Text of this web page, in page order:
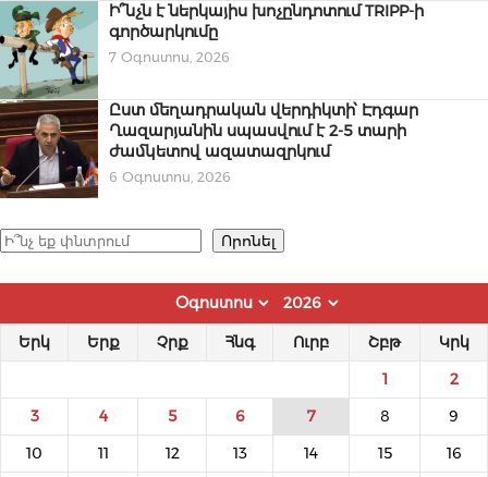
Ի՞նչն է ներկայիս խոչընդոտում TRIPP-ի
գործարկումը
7 Օգոստոս, 2026
Ըստ մեղադրական վերդիկտի՝ Էդգար
Ղազարյանին սպասվում է 2-5 տարի
ժամկետով ազատազրկում
6 Օգոստոս, 2026
Որոնել Որոնել
Երկ Երք Չրք Հնգ Ուրբ Շբթ Կրկ
1 2
3 4 5 6 7 8 9
10 11 12 13 14 15 16